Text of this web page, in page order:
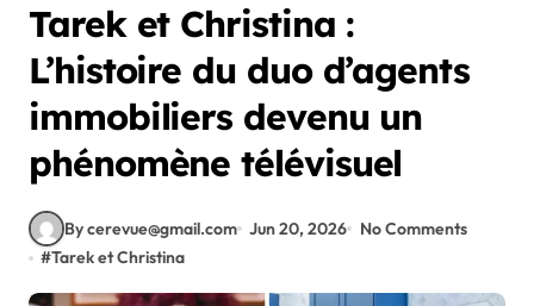
Tarek et Christina :
L’histoire du duo d’agents
immobiliers devenu un
phénomène télévisuel
By cerevue@gmail.com Jun 20, 2026
No Comments
#Tarek et Christina